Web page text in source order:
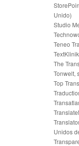
Unido)
Studio
Teneo
The
Tonwelt,
Top
Unidos